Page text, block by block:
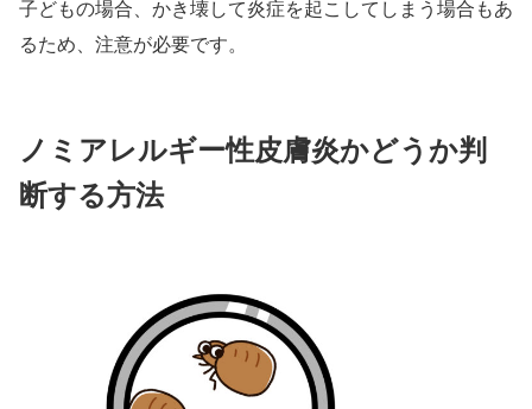
子どもの場合、かき壊して炎症を起こしてしまう場合もあ
るため、注意が必要です。
ノミアレルギー性皮膚炎かどうか判
断する方法